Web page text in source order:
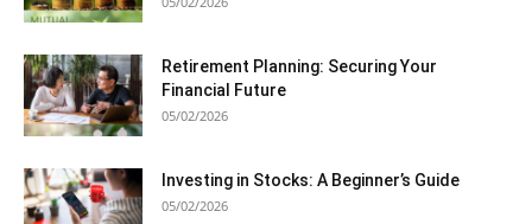
Retirement Planning: Securing Your
Financial Future
05/02/2026
Investing in Stocks: A Beginner’s Guide
05/02/2026